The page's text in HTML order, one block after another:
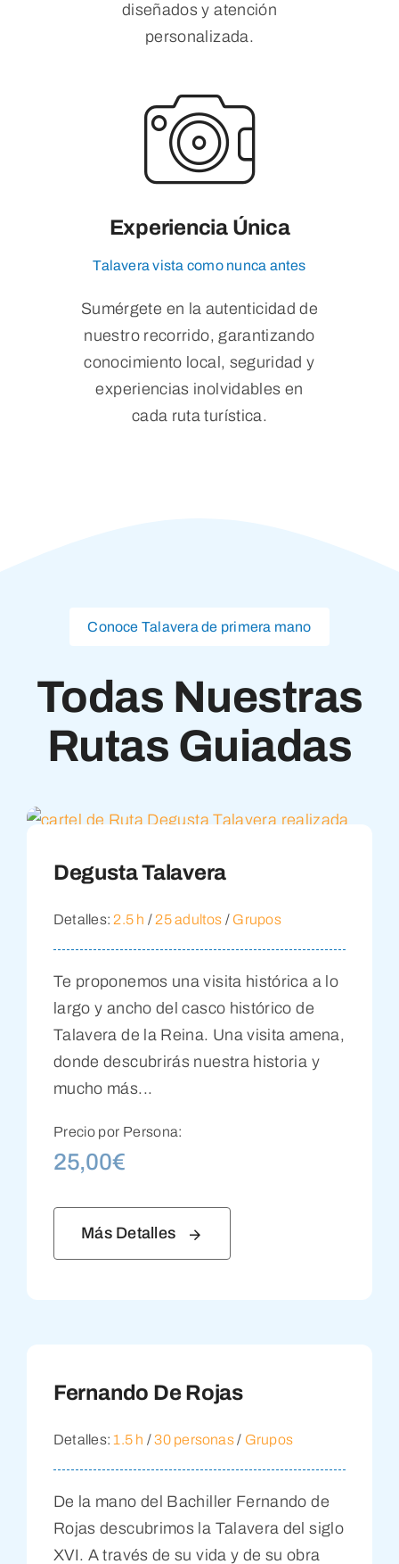
diseñados y atención
personalizada.
Experiencia Única
Talavera vista como nunca antes
Sumérgete en la autenticidad de
nuestro recorrido, garantizando
conocimiento local, seguridad y
experiencias inolvidables en
cada ruta turística.
Conoce Talavera de primera mano
Todas Nuestras
Rutas Guiadas
Degusta Talavera
Detalles: 2.5 h / 25 adultos / Grupos
Te proponemos una visita histórica a lo
largo y ancho del casco histórico de
Talavera de la Reina. Una visita amena,
donde descubrirás nuestra historia y
mucho más...
Precio por Persona:
25,00€
Más Detalles
Fernando De Rojas
Detalles:1.5 h /30 personas/ Grupos
De la mano del Bachiller Fernando de
Rojas descubrimos la Talavera del siglo
XVI. A través de su vida y de su obra